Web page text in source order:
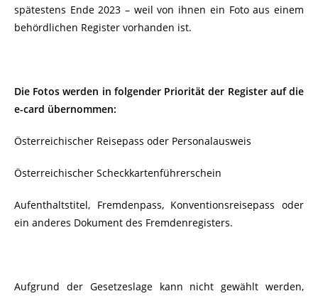
spätestens Ende 2023 – weil von ihnen ein Foto aus einem
behördlichen Register vorhanden ist.
Die Fotos werden in folgender Priorität der Register auf die
e-card übernommen:
Österreichischer Reisepass oder Personalausweis
Österreichischer Scheckkartenführerschein
Aufenthaltstitel, Fremdenpass, Konventionsreisepass oder
ein anderes Dokument des Fremdenregisters.
Aufgrund der Gesetzeslage kann nicht gewählt werden,